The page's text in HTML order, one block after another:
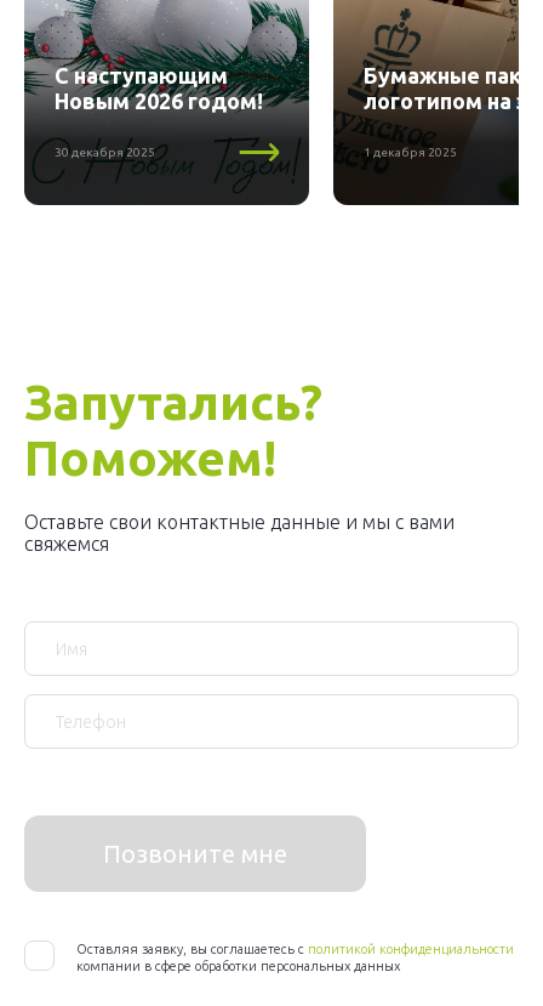
С наступающим
Новым 2026 годом!
30 декабря 2025
Бумажные
логотипом на
1 декабря 2025
Запутались?
Поможем!
Оставьте свои контактные данные и мы с вами
свяжемся
Позвоните мне
Оставляя заявку, вы соглашаетесь с политикой конфиденциальности
компании в сфере обработки персональных данных